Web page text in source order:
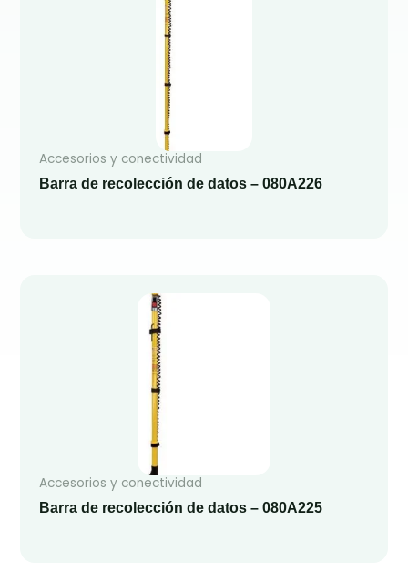
Accesorios y conectividad
Barra de recolección de datos – 080A226
Accesorios y conectividad
Barra de recolección de datos – 080A225